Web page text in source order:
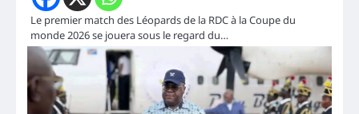
Le premier match des Léopards de la RDC à la Coupe du
monde 2026 se jouera sous le regard du…